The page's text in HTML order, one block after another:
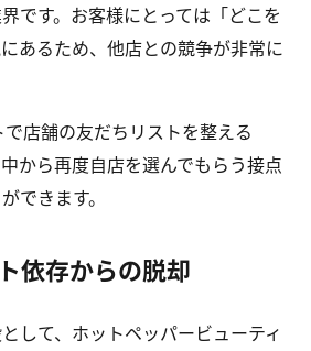
です。お客様にとっては「どこを
あるため、他店との競争が非常に
店舗の友だちリストを整える
から再度自店を選んでもらう接点
できます。
依存からの脱却
して、ホットペッパービューティ